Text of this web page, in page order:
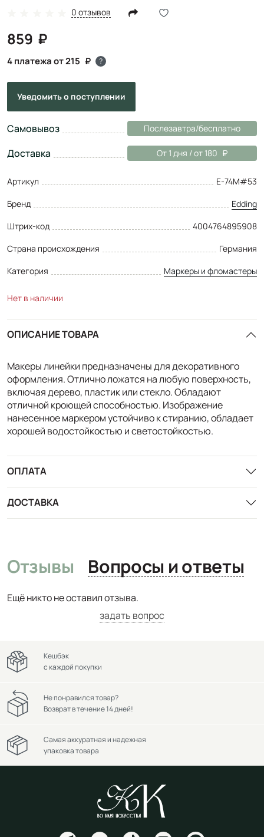
0 отзывов
859
4 платежа от 215 ?
Уведомитьо поступлении
Самовывоз Послезавтра/бесплатно
Доставка От 1 дня / от 180
Артикул
E-74M#53
Бренд
Edding
Штрих-код
4004764895908
Страна происхождения
Германия
Категория
Маркеры и фломастеры
Нет в наличии
ОПИСАНИЕ ТОВАРА
Макеры линейки предназначены для декоративного
оформления. Отлично ложатся на любую поверхность,
включая дерево, пластик или стекло. Обладают
отличной кроющей способностью. Изображение
нанесенное маркером устойчиво к стиранию, обладает
хорошей водостойкостью и светостойкостью.
ОПЛАТА
ДОСТАВКА
Отзывы Вопросы и ответы
Ещё никто не оставил отзыва.
задать вопрос
Кешбэк
с каждой покупки
Не понравился товар?
Возврат в течение 14 дней!
Самая аккуратная и надежная
упаковка товара